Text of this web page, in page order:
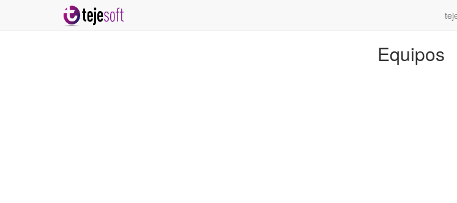
Equipos